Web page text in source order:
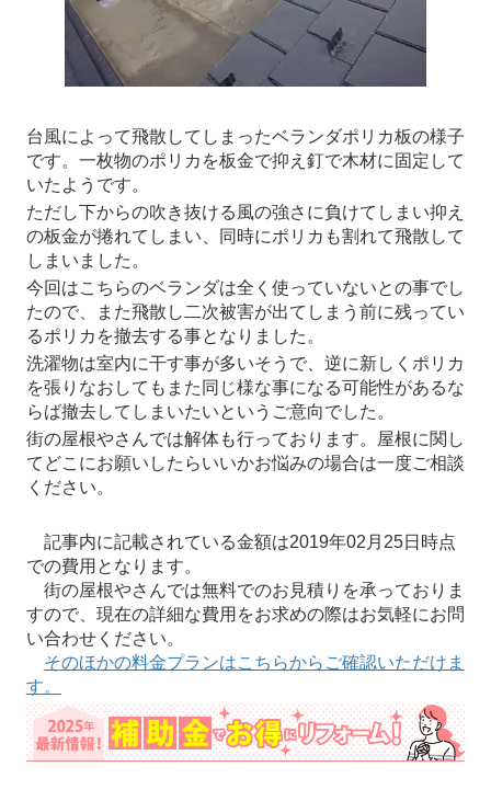
台風によって飛散してしまったベランダポリカ板の様子
です。一枚物のポリカを板金で抑え釘で木材に固定して
いたようです。
ただし下からの吹き抜ける風の強さに負けてしまい抑え
の板金が捲れてしまい、同時にポリカも割れて飛散して
しまいました。
今回はこちらのベランダは全く使っていないとの事でし
たので、また飛散し二次被害が出てしまう前に残ってい
るポリカを撤去する事となりました。
洗濯物は室内に干す事が多いそうで、逆に新しくポリカ
を張りなおしてもまた同じ様な事になる可能性があるな
らば撤去してしまいたいというご意向でした。
街の屋根やさんでは解体も行っております。屋根に関し
てどこにお願いしたらいいかお悩みの場合は一度ご相談
ください。
記事内に記載されている金額は2019年02月25日時点
での費用となります。
街の屋根やさんでは無料でのお見積りを承っておりま
すので、現在の詳細な費用をお求めの際はお気軽にお問
い合わせください。
そのほかの料金プランはこちらからご確認いただけま
す。